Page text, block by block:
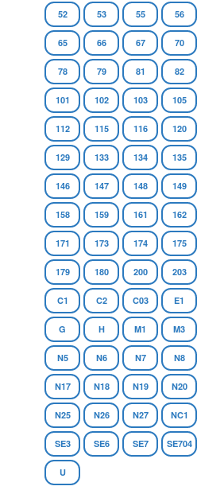
52 53 55 56
65 66 67 70
78 79 81 82
101 102 103 105
112 115 116 120
129 133 134 135
146 147 148 149
158 159 161 162
171 173 174 175
179 180 200 203
C1 C2 C03 E1
G H M1 M3
N5 N6 N7 N8
N17 N18 N19 N20
N25 N26 N27 NC1
SE3 SE6 SE7 SE704
U